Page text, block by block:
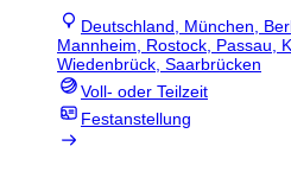
Deutschland, München,
Mannheim, Rostock, Passau,
Wiedenbrück, Saarbrücken
Voll- oder Teilzeit
Festanstellung